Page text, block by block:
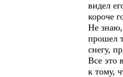
видел
короче
Не знаю,
прошел
снегу,
Все это
к тому,